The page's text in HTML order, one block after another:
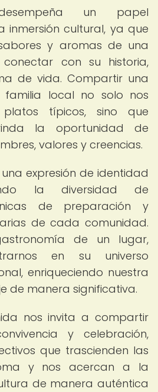
un papel
inmersión cultural, ya que
y aromas de una
con su historia,
de vida. Compartir una
local no solo nos
típicos, sino que
la oportunidad de
valores y creencias.
expresión de identidad
la diversidad de
de preparación y
de cada comunidad.
de un lugar,
en su universo
enriqueciendo nuestra
de manera significativa.
nos invita a compartir
y celebración,
que trascienden las
y nos acercan a la
de manera auténtica